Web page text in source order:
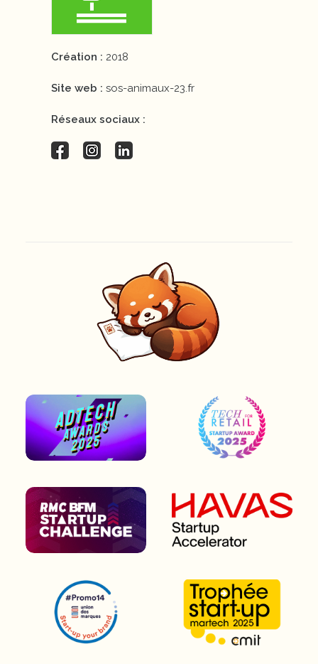
Création : 2018
Site web : sos-animaux-23.fr
Réseaux sociaux :